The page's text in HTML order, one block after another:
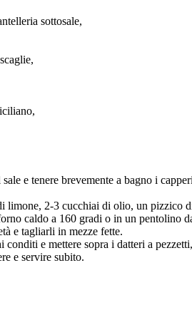
sottosale,
e tenere brevemente a bagno i
limone, 2-3 cucchiai di olio, un pizzico
caldo a 160 gradi o in un pentolino
e tagliarli in mezze fette.
e mettere sopra i datteri a
e servire subito.